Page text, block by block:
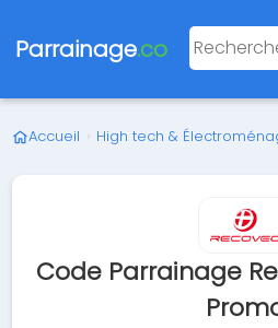
Parrainage.co
Accueil › High tech &
Code Parrainage